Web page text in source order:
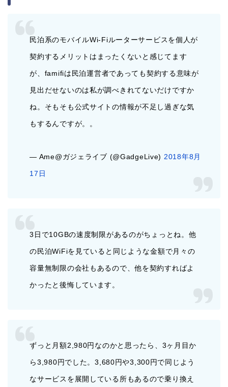
民泊系のモバイルWi-Fiルーターサービスを個人が
契約するメリットはまったくないと感じてます
が、famifiは民泊運営者であっても契約する意味が
見出だせないのは私が調べきれてないだけですか
ね。そもそも公式サイトの情報が不足し過ぎな気
もするんですが。。
— Ame@ガジェライブ (@GadgeLive) 2018年8月
17日
3日で10GBの速度制限があるのがちょっとね。他
の民泊WiFiを見ていると同じような金額で月々の
容量無制限の会社もあるので、他を契約すればよ
かったと後悔しています。
ずっと月額2,980円なのかと思ったら、3ヶ月目か
ら3,980円でした。3,680円や3,300円で同じよう
なサービスを展開している所もあるので乗り換え